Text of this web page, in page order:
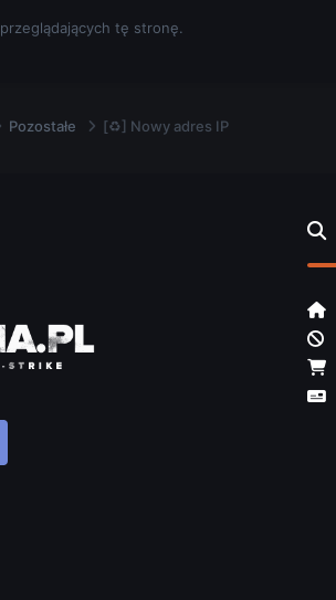
tę stronę.
Pozostałe [♻] Nowy adres IP